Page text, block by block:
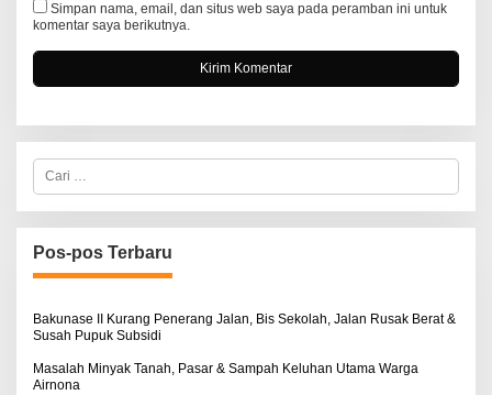
Simpan nama, email, dan situs web saya pada peramban ini untuk
komentar saya berikutnya.
C
r
i
u
n
u
:
Pos-pos Terbaru
Bakunase II Kurang Penerang Jalan, Bis Sekolah, Jalan Rusak Berat &
Susah Pupuk Subsidi
Masalah Minyak Tanah, Pasar & Sampah Keluhan Utama Warga
Airnona